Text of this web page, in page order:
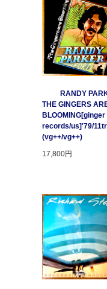
RANDY
THE GINGERS
BLOOMING[ginger
records/us]'79/
(vg++/vg++)
17,800円